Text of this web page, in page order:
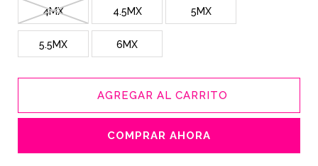
4MX 4.5MX 5MX
5.5MX 6MX
AGREGAR AL CARRITO
COMPRAR AHORA